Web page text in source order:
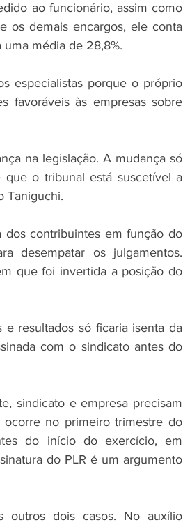
ao funcionário, assim como
os demais encargos, ele conta
média de 28,8%.
especialistas porque o próprio
favoráveis às empresas sobre
na legislação. A mudança só
o tribunal está suscetível a
Taniguchi.
contribuintes em função do
desempatar os julgamentos.
que foi invertida a posição do
resultados só ficaria isenta da
com o sindicato antes do
sindicato e empresa precisam
no primeiro trimestre do
do início do exercício, em
do PLR é um argumento
outros dois casos. No auxílio